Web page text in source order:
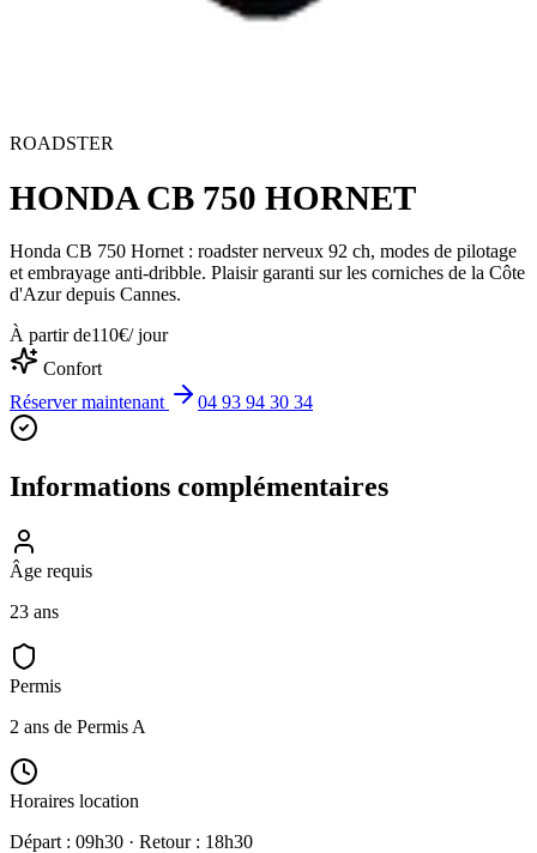
ROADSTER
HONDA CB 750 HORNET
Honda CB 750 Hornet : roadster nerveux 92 ch, modes de pilotage
et embrayage anti-dribble. Plaisir garanti sur les corniches de la Côte
d'Azur depuis Cannes.
À partir de110€/ jour
Confort
Réserver maintenant
04 93 94 30 34
Informations complémentaires
Âge requis
23 ans
Permis
2 ans de Permis A
Horaires location
Départ : 09h30 · Retour : 18h30